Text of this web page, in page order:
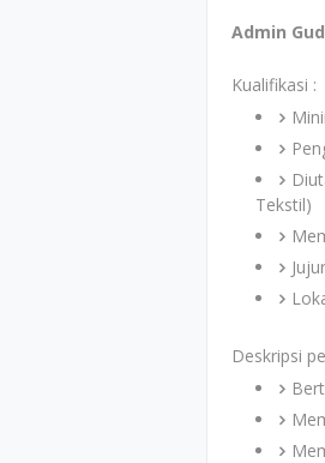
Admin
Kualifikasi :
Tekstil)
Deskripsi